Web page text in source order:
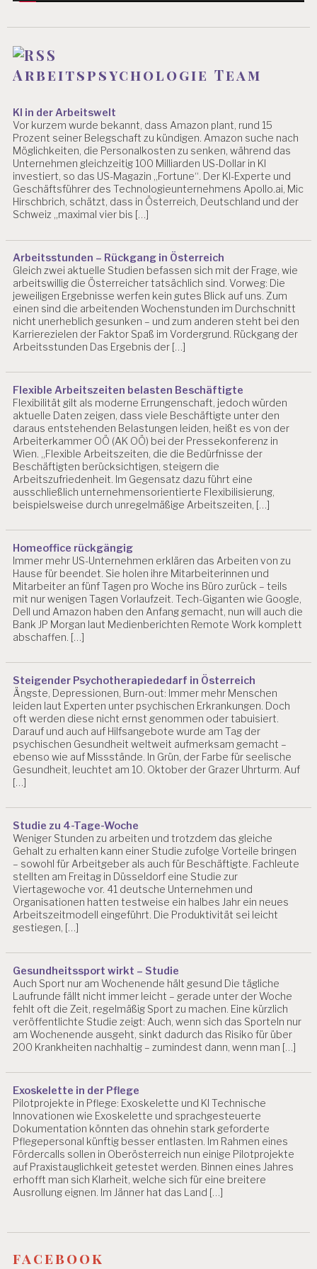
O
O
I
E
B
O
G
B
E
L
A
S
T
N
G
E
N
D
I
G
I
A
L
E
R
S
T
R
E
S
S
R
.
C
H
R
I
S
T
I
B
L
I
N
D
F
E
E
A
N
S
P
R
U
C
H
G
E
N
G
E
S
D
E
A
R
B
E
I
T
S
N
Arbeitspsychologie Team
KI in der Arbeitswelt
Vor kurzem wurde bekannt, dass Amazon plant, rund 15
Prozent seiner Belegschaft zu kündigen. Amazon suche nach
Möglichkeiten, die Personalkosten zu senken, während das
Unternehmen gleichzeitig 100 Milliarden US-Dollar in KI
investiert, so das US-Magazin „Fortune“. Der KI-Experte und
Geschäftsführer des Technologieunternehmens Apollo.ai, Mic
Hirschbrich, schätzt, dass in Österreich, Deutschland und der
Schweiz „maximal vier bis […]
Arbeitsstunden – Rückgang in Österreich
Gleich zwei aktuelle Studien befassen sich mit der Frage, wie
arbeitswillig die Österreicher tatsächlich sind. Vorweg: Die
jeweiligen Ergebnisse werfen kein gutes Blick auf uns. Zum
einen sind die arbeitenden Wochenstunden im Durchschnitt
nicht unerheblich gesunken – und zum anderen steht bei den
Karrierezielen der Faktor Spaß im Vordergrund. Rückgang der
Arbeitsstunden Das Ergebnis der […]
Flexible Arbeitszeiten belasten Beschäftigte
Flexibilität gilt als moderne Errungenschaft, jedoch würden
aktuelle Daten zeigen, dass viele Beschäftigte unter den
daraus entstehenden Belastungen leiden, heißt es von der
Arbeiterkammer OÖ (AK OÖ) bei der Pressekonferenz in
Wien. „Flexible Arbeitszeiten, die die Bedürfnisse der
Beschäftigten berücksichtigen, steigern die
Arbeitszufriedenheit. Im Gegensatz dazu führt eine
ausschließlich unternehmensorientierte Flexibilisierung,
beispielsweise durch unregelmäßige Arbeitszeiten, […]
Homeoffice rückgängig
Immer mehr US-Unternehmen erklären das Arbeiten von zu
Hause für beendet. Sie holen ihre Mitarbeiterinnen und
Mitarbeiter an fünf Tagen pro Woche ins Büro zurück – teils
mit nur wenigen Tagen Vorlaufzeit. Tech-Giganten wie Google,
Dell und Amazon haben den Anfang gemacht, nun will auch die
Bank JP Morgan laut Medienberichten Remote Work komplett
abschaffen. […]
Steigender Psychotherapiededarf in Österreich
Ängste, Depressionen, Burn-out: Immer mehr Menschen
leiden laut Experten unter psychischen Erkrankungen. Doch
oft werden diese nicht ernst genommen oder tabuisiert.
Darauf und auch auf Hilfsangebote wurde am Tag der
psychischen Gesundheit weltweit aufmerksam gemacht –
ebenso wie auf Missstände. In Grün, der Farbe für seelische
Gesundheit, leuchtet am 10. Oktober der Grazer Uhrturm. Auf
[…]
Studie zu 4-Tage-Woche
Weniger Stunden zu arbeiten und trotzdem das gleiche
Gehalt zu erhalten kann einer Studie zufolge Vorteile bringen
– sowohl für Arbeitgeber als auch für Beschäftigte. Fachleute
stellten am Freitag in Düsseldorf eine Studie zur
Viertagewoche vor. 41 deutsche Unternehmen und
Organisationen hatten testweise ein halbes Jahr ein neues
Arbeitszeitmodell eingeführt. Die Produktivität sei leicht
gestiegen, […]
Gesundheitssport wirkt – Studie
Auch Sport nur am Wochenende hält gesund Die tägliche
Laufrunde fällt nicht immer leicht – gerade unter der Woche
fehlt oft die Zeit, regelmäßig Sport zu machen. Eine kürzlich
veröffentlichte Studie zeigt: Auch, wenn sich das Sporteln nur
am Wochenende ausgeht, sinkt dadurch das Risiko für über
200 Krankheiten nachhaltig – zumindest dann, wenn man […]
Exoskelette in der Pflege
Pilotprojekte in Pflege: Exoskelette und KI Technische
Innovationen wie Exoskelette und sprachgesteuerte
Dokumentation könnten das ohnehin stark geforderte
Pflegepersonal künftig besser entlasten. Im Rahmen eines
Fördercalls sollen in Oberösterreich nun einige Pilotprojekte
auf Praxistauglichkeit getestet werden. Binnen eines Jahres
erhofft man sich Klarheit, welche sich für eine breitere
Ausrollung eignen. Im Jänner hat das Land […]
facebook